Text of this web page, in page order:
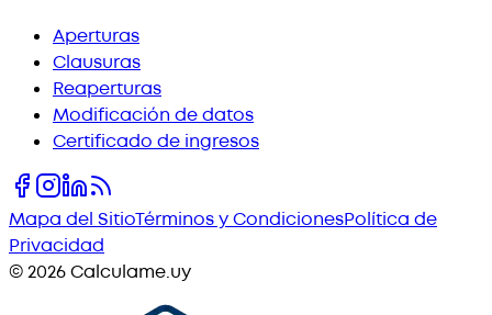
Aperturas
Clausuras
Reaperturas
Modificación de datos
Certificado de ingresos
Mapa del SitioTérminos y CondicionesPolítica de
Privacidad
©2026Calculame.uy